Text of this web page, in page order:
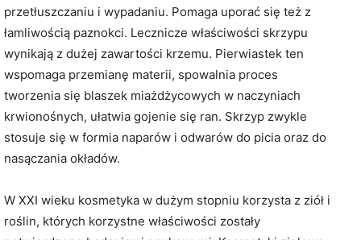
przetłuszczaniu i wypadaniu. Pomaga uporać się też z
łamliwością paznokci. Lecznicze właściwości skrzypu
wynikają z dużej zawartości krzemu. Pierwiastek ten
wspomaga przemianę materii, spowalnia proces
tworzenia się blaszek miażdżycowych w naczyniach
krwionośnych, ułatwia gojenie się ran. Skrzyp zwykle
stosuje się w formia naparów i odwarów do picia oraz do
nasączania okładów.
W XXI wieku kosmetyka w dużym stopniu korzysta z ziół i
roślin, których korzystne właściwości zostały